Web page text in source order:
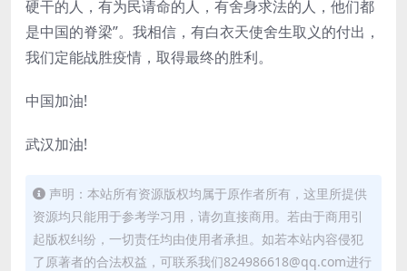
硬干的人，有为民请命的人，有舍身求法的人，他们都
是中国的脊梁”。我相信，有白衣天使舍生取义的付出，
我们定能战胜疫情，取得最终的胜利。
中国加油!
武汉加油!
声明：本站所有资源版权均属于原作者所有，这里所提供
资源均只能用于参考学习用，请勿直接商用。若由于商用引
起版权纠纷，一切责任均由使用者承担。如若本站内容侵犯
了原著者的合法权益，可联系我们824986618@qq.com进行